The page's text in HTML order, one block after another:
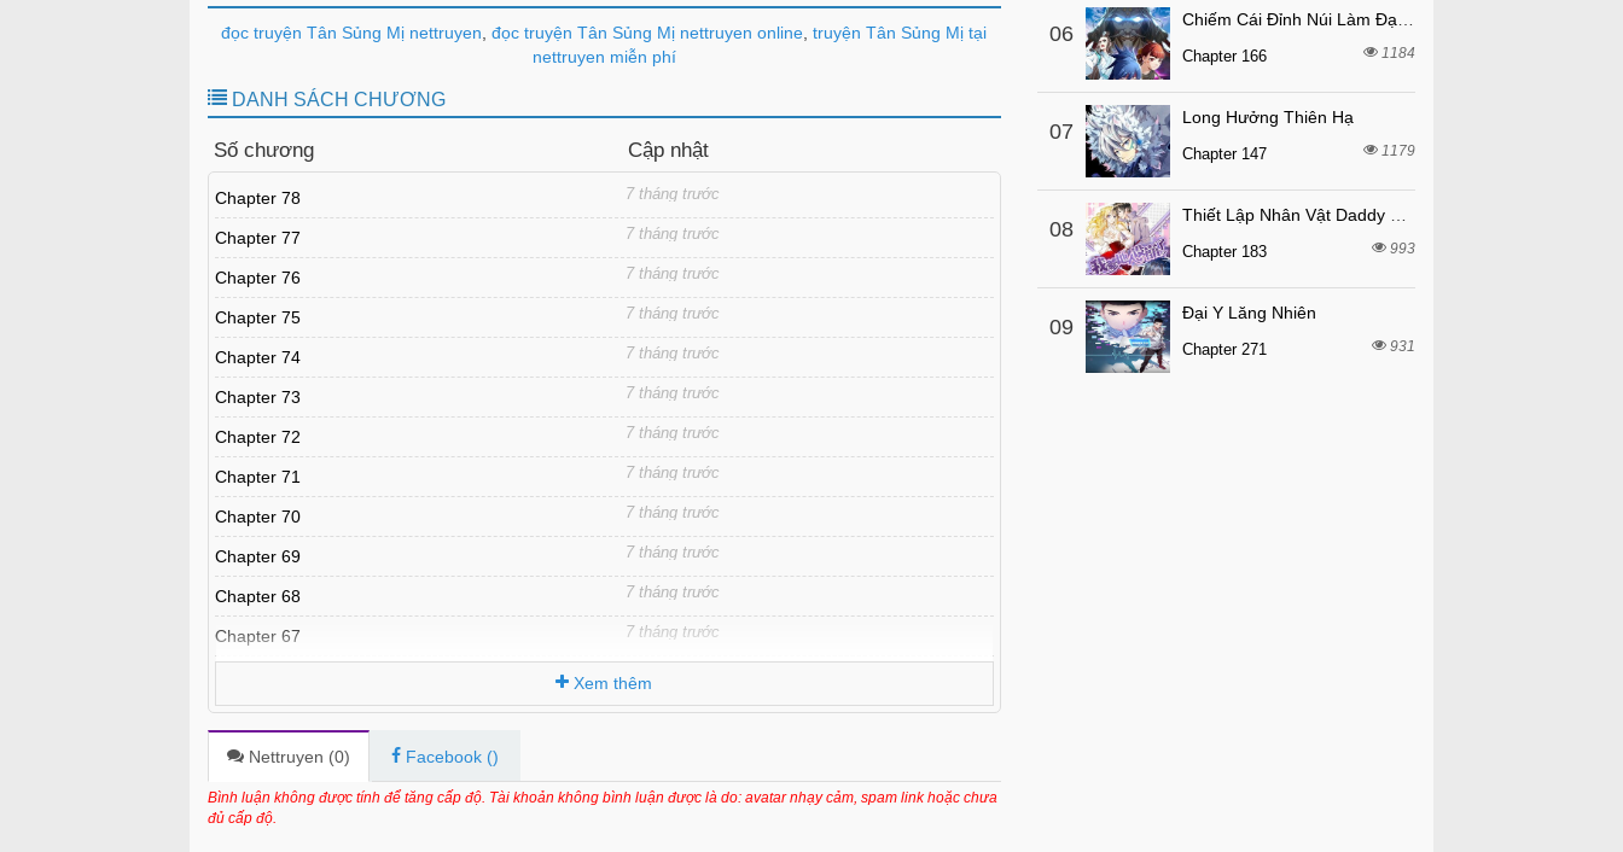
đọc truyện Tân Sủng Mị nettruyen đọc truyện Tân Sủng Mị nettruyen online truyện Tân Sủng Mị tại
nettruyen miễn phí
DANH SÁCH CHƯƠNG
Số chương Cập nhật
Chapter 78 7 tháng trước
Chapter 77 7 tháng trước
Chapter 76 7 tháng trước
Chapter 75 7 tháng trước
Chapter 74 7 tháng trước
Chapter 73 7 tháng trước
Chapter 72 7 tháng trước
Chapter 71 7 tháng trước
Chapter 70 7 tháng trước
Chapter 69 7 tháng trước
Chapter 68 7 tháng trước
Chapter 67 7 tháng trước
Chapter 65 7 tháng trước
Chapter 64
Chapter 63 7 tháng trước
Xem thêm
Nettruyen (0) Facebook ()
Bình luận không được tính để tăng cấp độ. Tài khoản không bình luận được là do: avatar nhạy cảm, spam link hoặc chưa
đủ cấp độ.
06
Chapter 166 1184
07
Long Hưởng Thiên Hạ
Chapter 147 1179
08
Chapter 183 993
09
Đại Y Lăng Nhiên
Chapter 271 931